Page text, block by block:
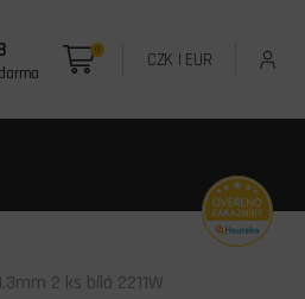
0 CZK | EUR
2 ks bílá 2211W